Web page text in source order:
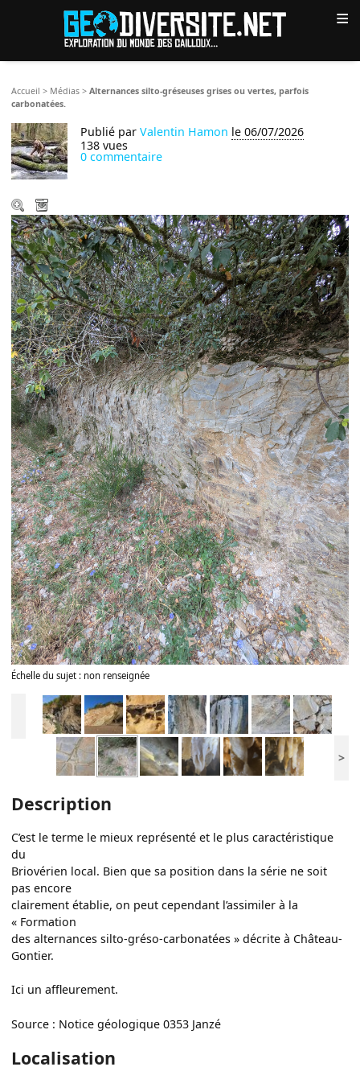
≡
Accueil > Médias >Alternances silto-gréseuses grises ou vertes, parfois
carbonatées.
Publié parValentin Hamon le 06/07/2026
138 vues
0 commentaire
Échelle du sujet : non renseignée
>
Description
C’est le terme le mieux représenté et le plus caractéristique
du
Briovérien local. Bien que sa position dans la série ne soit
pas encore
clairement établie, on peut cependant l’assimiler à la
« Formation
des alternances silto-gréso-carbonatées » décrite à Château-
Gontier.
Ici un affleurement.
Source : Notice géologique 0353 Janzé
Localisation